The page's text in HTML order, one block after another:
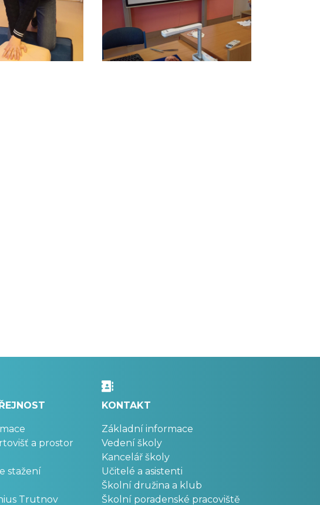
a prostor
stažení
Trutnov
KONTAKT
Základní informace
Vedení školy
Kancelář školy
Učitelé a asistenti
Školní družina a klub
Školní poradenské pracoviště